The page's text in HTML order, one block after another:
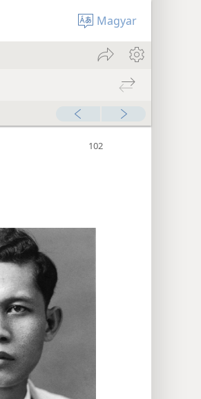
Magyar